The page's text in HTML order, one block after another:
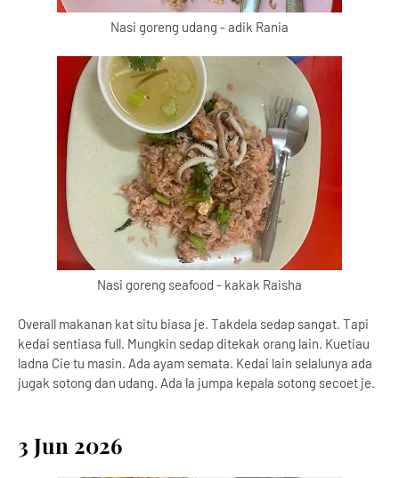
Nasi goreng udang - adik Rania
Nasi goreng seafood - kakak Raisha
Overall makanan kat situ biasa je. Takdela sedap sangat. Tapi
kedai sentiasa full. Mungkin sedap ditekak orang lain. Kuetiau
ladna Cie tu masin. Ada ayam semata. Kedai lain selalunya ada
jugak sotong dan udang. Ada la jumpa kepala sotong secoet je.
3 Jun 2026